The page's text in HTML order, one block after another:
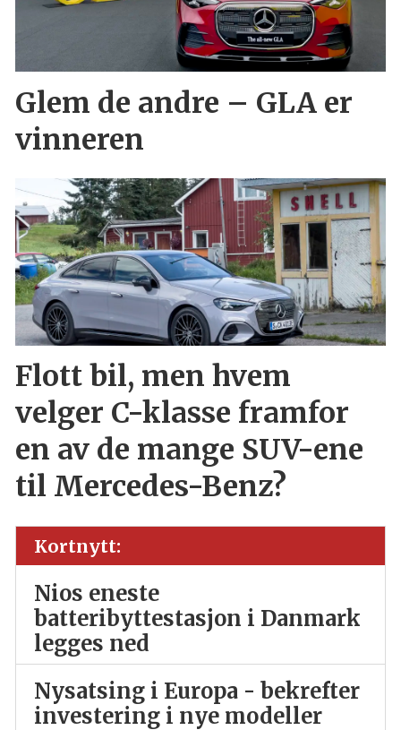
Glem de andre – GLA er
vinneren
Flott bil, men hvem
velger C-klasse framfor
en av de mange SUV-ene
til Mercedes-Benz?
Kortnytt:
Nios eneste
batteribyttestasjon i Danmark
legges ned
Nysatsing i Europa - bekrefter
investering i nye modeller